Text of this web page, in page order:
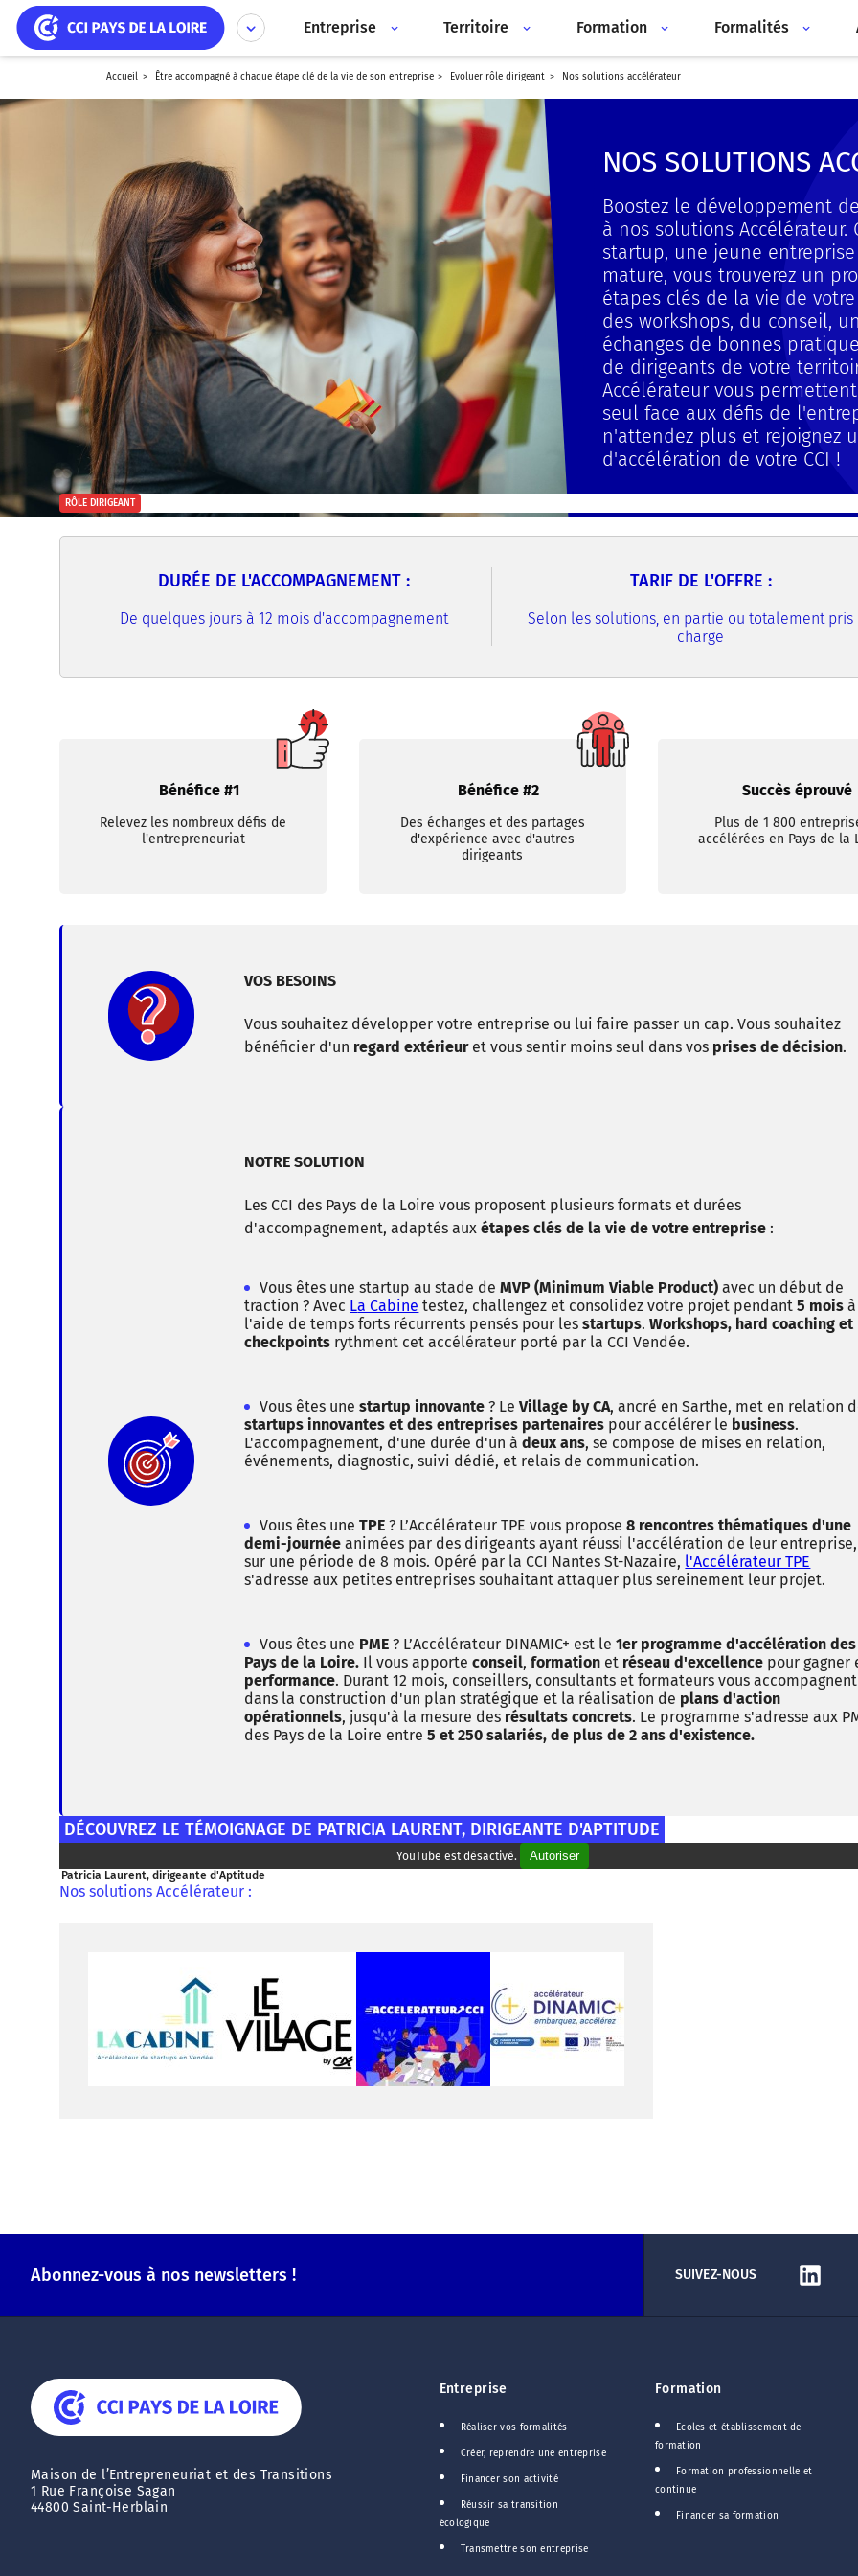
Aller
au
contenu
principal
Entreprise Territoire Formation Formalités
accueil être accompagné à chaque étape clé de la vie de son entreprise evoluer rôle dirigeant nos solutions accélérateur
NOS SOLUTIONS
Boostez le développement
à nos solutions Accélérateur.
startup, une jeune
mature, vous trouverez un
étapes clés de la vie de
des workshops, du conseil,
échanges de bonnes
de dirigeants de votre
Accélérateur vous
seul face aux défis de
n'attendez plus et rejoignez
d'accélération de votre CCI !
RÔLE DIRIGEANT
DURÉE DE L'ACCOMPAGNEMENT :
De quelques jours à 12 mois d'accompagnement
TARIF DE L'OFFRE :
Selon les solutions, en partie ou totalement pris
charge
Bénéfice #1
Relevez les nombreux défis de
l'entrepreneuriat
Bénéfice #2
Des échanges et des partages
d'expérience avec d'autres
dirigeants
Succès éprouvé
Plus de 1 800
accélérées en Pays de la
VOS BESOINS
Vous souhaitez développer votre entreprise ou lui faire passer un cap. Vous souhaitez
bénéficier d'un regard extérieuret vous sentir moins seul dans vos prises de décision.
NOTRE SOLUTION
Les CCI des Pays de la Loire vous proposent plusieurs formats et durées
d'accompagnement, adaptés auxétapes clés de la vie de votre entreprise :
Vous êtes une startup au stade deMVP (Minimum Viable Product)avec un début de
traction ? Avec La Cabine testez, challengez et consolidez votre projet pendant5 mois à
l'aide de temps forts récurrents pensés pour lesstartups.Workshops, hard coaching et
checkpoints rythment cet accélérateur porté par la CCI Vendée.
Vous êtes unestartup innovante? LeVillage by CA, ancré en Sarthe, met en relation
startups innovantes et des entreprises partenaires pour accélérer le business.
L'accompagnement, d'une durée d'un àdeux ans, se compose de mises en relation,
événements, diagnostic, suivi dédié, et relais de communication.
Vous êtes uneTPE? L’Accélérateur TPE vous propose8 rencontres thématiques d'une
demi-journée animées par des dirigeants ayant réussi l'accélération de leur entreprise,
sur une période de 8 mois. Opéré par la CCI Nantes St-Nazaire, l'Accélérateur TPE
s'adresse aux petites entreprises souhaitant attaquer plus sereinement leur projet.
Vous êtes une PME? L’Accélérateur DINAMIC+ est le1er programme d'accélération des
Pays de la Loire. Il vous apporteconseil,formation et réseau d'excellence pour gagner
performance. Durant 12 mois, conseillers, consultants et formateurs vous accompagnent
dans la construction d'un plan stratégique et la réalisation de plans d'action
opérationnels, jusqu'à la mesure des résultats concrets. Le programme s'adresse aux
des Pays de la Loire entre 5 et 250 salariés, de plus de 2 ans d'existence.
DÉCOUVREZ LE TÉMOIGNAGE DE PATRICIA LAURENT, DIRIGEANTE D'APTITUDE
YouTube est désactivé. Autoriser
Patricia Laurent, dirigeante d'Aptitude
Nos solutions Accélérateur :
Abonnez-vous à nos newsletters ! SUIVEZ-NOUS
Maison de l’Entrepreneuriat et des Transitions
1 Rue Françoise Sagan
44800 Saint-Herblain
Entreprise
Réaliser vos formalités
Créer, reprendre une entreprise
Financer son activité
Réussir sa transition
écologique
Transmettre son entreprise
Formation
Ecoles et établissement de
formation
Formation professionnelle et
continue
Financer sa formation
Panneau de gestion des cookies